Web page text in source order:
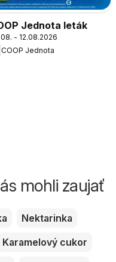
Jednota leták
- 12.08.2026
COOP Jednota
mohli zaujať
Nektarinka
Karamelový cukor